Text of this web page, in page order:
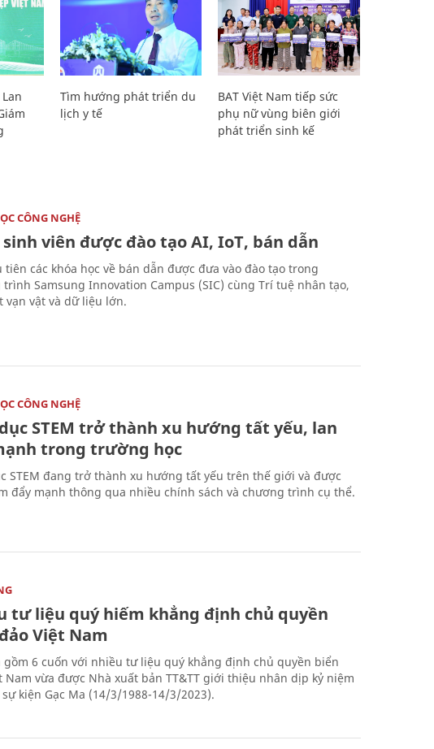
Tìm hướng phát triển du
lịch y tế
BAT Việt Nam tiếp sức
phụ nữ vùng biên giới
phát triển sinh kế
CÔNG NGHỆ
sinh viên được đào tạo AI, IoT, bán dẫn
tiên các khóa học về bán dẫn được đưa vào đào tạo trong
Samsung Innovation Campus (SIC) cùng Trí tuệ nhân tạo,
vạn vật và dữ liệu lớn.
CÔNG NGHỆ
STEM trở thành xu hướng tất yếu, lan
trong trường học
STEM đang trở thành xu hướng tất yếu trên thế giới và được
đẩy mạnh thông qua nhiều chính sách và chương trình cụ thể.
tư liệu quý hiếm khẳng định chủ quyền
Việt Nam
gồm 6 cuốn với nhiều tư liệu quý khẳng định chủ quyền biển
Nam vừa được Nhà xuất bản TT&TT giới thiệu nhân dịp kỷ niệm
kiện Gạc Ma (14/3/1988-14/3/2023).